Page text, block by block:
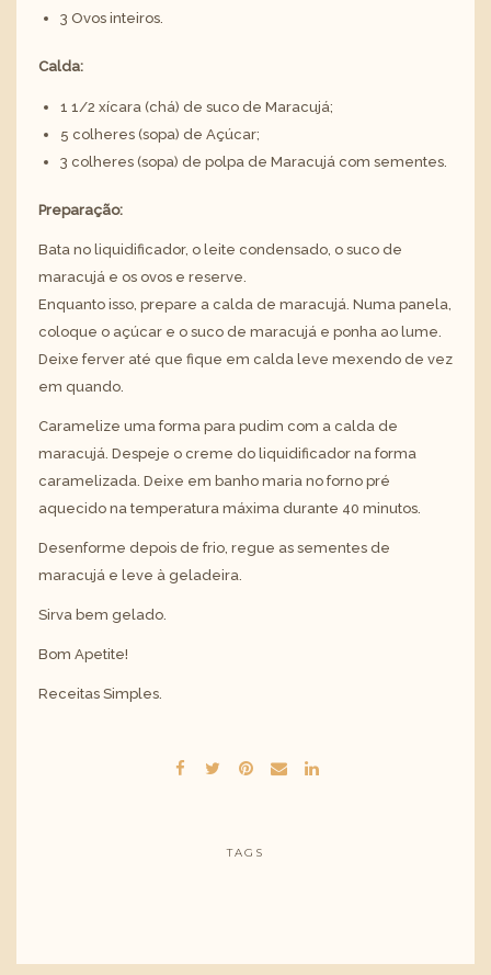
3 Ovos inteiros.
Calda:
1 1/2 xícara (chá) de suco de Maracujá;
5 colheres (sopa) de Açúcar;
3 colheres (sopa) de polpa de Maracujá com sementes.
Preparação:
Bata no liquidificador, o leite condensado, o suco de
maracujá e os ovos e reserve.
Enquanto isso, prepare a calda de maracujá. Numa panela,
coloque o açúcar e o suco de maracujá e ponha ao lume.
Deixe ferver até que fique em calda leve mexendo de vez
em quando.
Caramelize uma forma para pudim com a calda de
maracujá. Despeje o creme do liquidificador na forma
caramelizada. Deixe em banho maria no forno pré
aquecido na temperatura máxima durante 40 minutos.
Desenforme depois de frio, regue as sementes de
maracujá e leve à geladeira.
Sirva bem gelado.
Bom Apetite!
Receitas Simples.
TAGS